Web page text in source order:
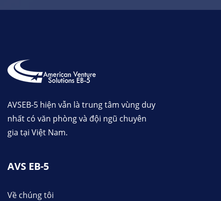
AVSEB-5 hiện vẫn là trung tâm vùng duy
nhất có văn phòng và đội ngũ chuyên
gia tại Việt Nam.
AVS EB-5
Về chúng tôi